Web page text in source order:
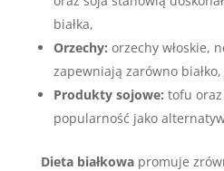
białka,
Orzechy: orzechy włoskie,
zapewniają zarówno
Produkty sojowe: tofu
popularność jako
Dieta białkowapromuje